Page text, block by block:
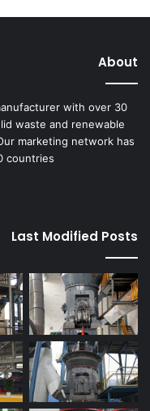
About
with over 30
waste and renewable
marketing network has
countries.
Last Modified Posts